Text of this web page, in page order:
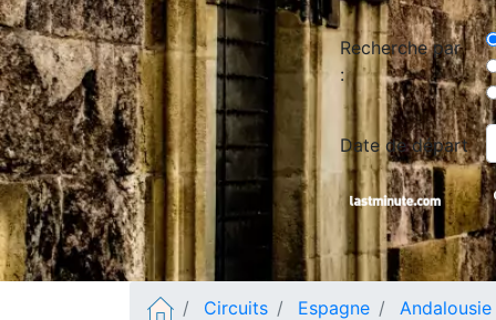
Recherche par
:
Date de départ
Circuits Espagne Andalousie